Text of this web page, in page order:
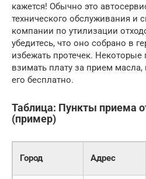
кажется! Обычно это
технического обслуживания и
компании по утилизации
убедитесь, что оно собрано в
избежать протечек.
взимать плату за прием
его бесплатно.
Таблица: Пункты приема
(пример)
Город Адрес